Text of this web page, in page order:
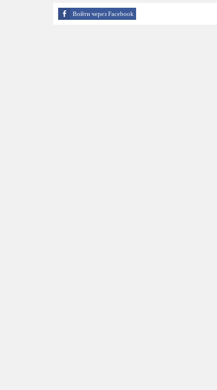
Войти через Facebook